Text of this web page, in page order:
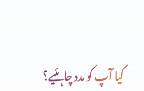
خداوند شفقت میں غنی
کیا آپ کو مدد چاہئیے؟